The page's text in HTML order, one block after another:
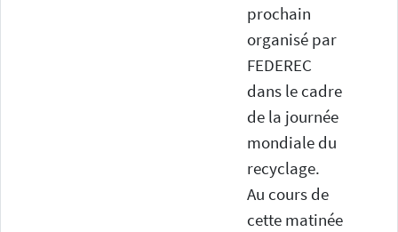
prochain
organisé par
FEDEREC
dans le cadre
de la journée
mondiale du
recyclage.
Au cours de
cette matinée